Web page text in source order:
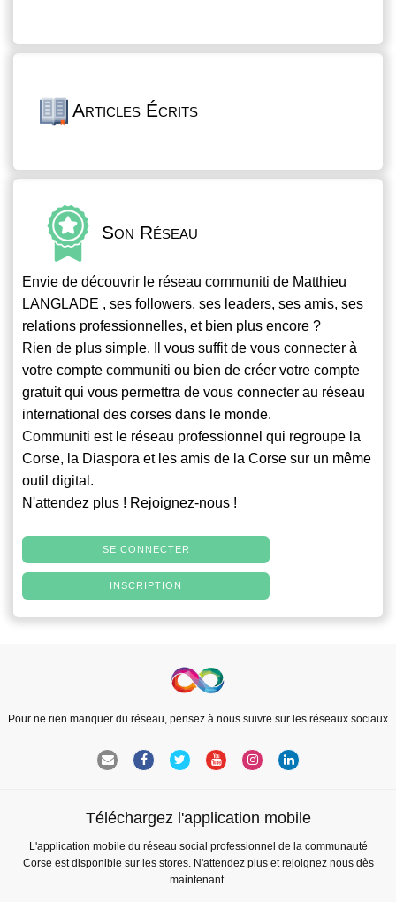
Articles Écrits
Son Réseau
Envie de découvrir le réseau communiti de Matthieu
LANGLADE , ses followers, ses leaders, ses amis, ses
relations professionnelles, et bien plus encore ?
Rien de plus simple. Il vous suffit de vous connecter à
votre compte communiti ou bien de créer votre compte
gratuit qui vous permettra de vous connecter au réseau
international des corses dans le monde.
Communiti est le réseau professionnel qui regroupe la
Corse, la Diaspora et les amis de la Corse sur un même
outil digital.
N'attendez plus ! Rejoignez-nous !
SE CONNECTER
INSCRIPTION
Pour ne rien manquer du réseau, pensez à nous suivre sur les réseaux sociaux
Téléchargez l'application mobile
L'application mobile du réseau social professionnel de la communauté
Corse est disponible sur les stores. N'attendez plus et rejoignez nous dès
maintenant.